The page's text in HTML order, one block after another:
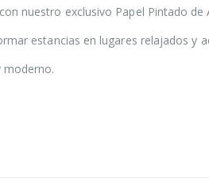
nuestro exclusivo Papel Pintado de
estancias en lugares relajados y
moderno.